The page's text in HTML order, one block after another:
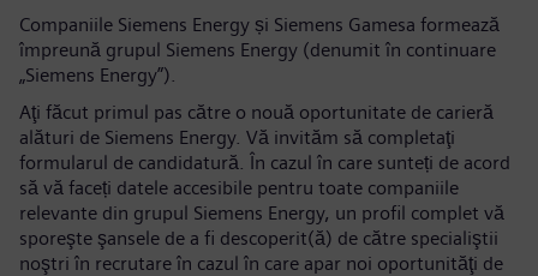
Companiile Siemens Energy și Siemens Gamesa formează
împreună grupul Siemens Energy (denumit în continuare
„Siemens Energy”).
Aţi făcut primul pas către o nouă oportunitate de carieră
alături de Siemens Energy. Vă invităm să completaţi
formularul de candidatură. În cazul în care sunteți de acord
să vă faceți datele accesibile pentru toate companiile
relevante din grupul Siemens Energy, un profil complet vă
sporeşte şansele de a fi descoperit(ă) de către specialiştii
noştri în recrutare în cazul în care apar noi oportunităţi de